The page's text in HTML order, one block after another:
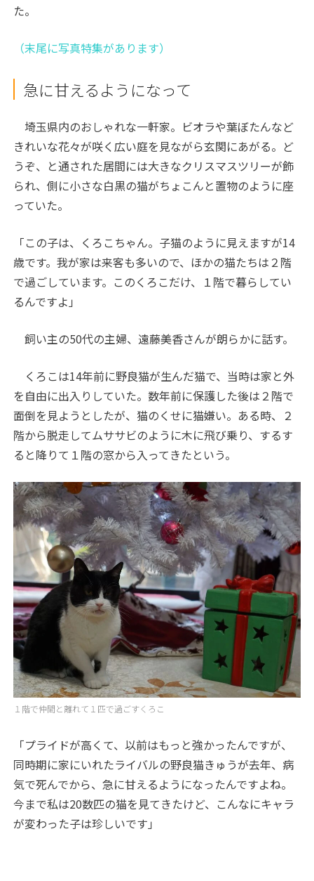
た。
（末尾に写真特集があります）
急に甘えるようになって
埼玉県内のおしゃれな一軒家。ビオラや葉ぼたんなど
きれいな花々が咲く広い庭を見ながら玄関にあがる。ど
うぞ、と通された居間には大きなクリスマスツリーが飾
られ、側に小さな白黒の猫がちょこんと置物のように座
っていた。
「この子は、くろこちゃん。子猫のように見えますが14
歳です。我が家は来客も多いので、ほかの猫たちは２階
で過ごしています。このくろこだけ、１階で暮らしてい
るんですよ」
飼い主の50代の主婦、遠藤美香さんが朗らかに話す。
くろこは14年前に野良猫が生んだ猫で、当時は家と外
を自由に出入りしていた。数年前に保護した後は２階で
面倒を見ようとしたが、猫のくせに猫嫌い。ある時、２
階から脱走してムササビのように木に飛び乗り、するす
ると降りて１階の窓から入ってきたという。
１階で仲間と離れて１匹で過ごすくろこ
「プライドが高くて、以前はもっと強かったんですが、
同時期に家にいれたライバルの野良猫きゅうが去年、病
気で死んでから、急に甘えるようになったんですよね。
今まで私は20数匹の猫を見てきたけど、こんなにキャラ
が変わった子は珍しいです」